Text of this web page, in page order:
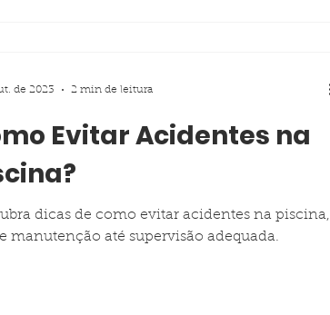
Evitar Acidentes na
dicas de como evitar acidentes na piscina,
manutenção até supervisão adequada.
de 2023 2 min de leitura